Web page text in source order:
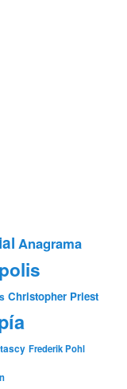
Anagrama
Christopher Priest
Frederik Pohl